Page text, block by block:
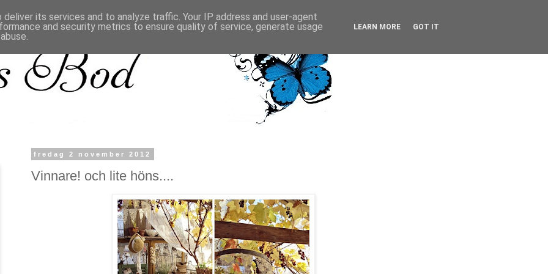
fredag 2 november 2012
Vinnare! och lite höns....
its services and to analyze traffic. Your IP address and user-agent
and security metrics to ensure quality of service, generate usage
LEARN MORE GOT IT